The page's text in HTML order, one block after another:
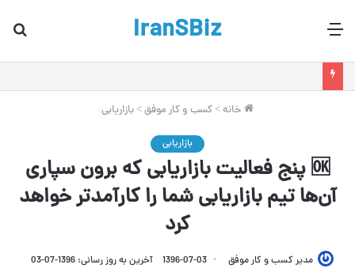
IranSBiz منو
خانه> کسب و کار موفق> بازاریابی
بازاریابی
🆗 پنج فعالیت بازاریابی که برون سپاری
آن‌ها تیم بازاریابی شما را کارآمدتر خواهد
کرد
مدیر کسب و کار موفق 1396-07-03
آخرین به روز رسانی: 1396-07-03